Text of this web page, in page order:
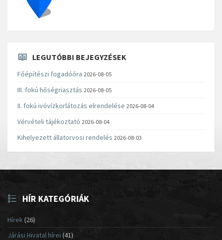
LEGUTÓBBI BEJEGYZÉSEK
Főépítészi fogadóóra 2026-08-05
III. fokú hőségriasztás 2026-08-05
II. fokú ivóvízkorlátozás elrendelése 2026-08-04
Vérvételi tájékoztató 2026-08-04
Kihelyezett állatorvosi rendelés 2026-08-03
HÍR KATEGÓRIÁK
Hírek(26)
Járási Hivatal hírei (41)